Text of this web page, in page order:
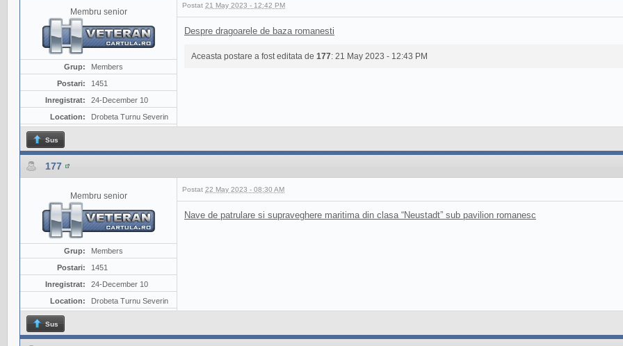
Membru senior
Grup:
Members
Postari:
1451
Inregistrat:
24-December 10
Location:
Drobeta Turnu Severin
Postat 21 May 2023 - 12:42 PM
Despre dragoarele de baza romanesti
Aceasta postare a fost editata de 177: 21 May 2023 - 12:43 PM
Sus
177
Membru senior
Grup:
Members
Postari:
1451
Inregistrat:
24-December 10
Location:
Drobeta Turnu Severin
Postat 22 May 2023 - 08:30 AM
Nave de patrulare si supraveghere maritima din clasa “Neustadt” sub pavilion romanesc
Sus